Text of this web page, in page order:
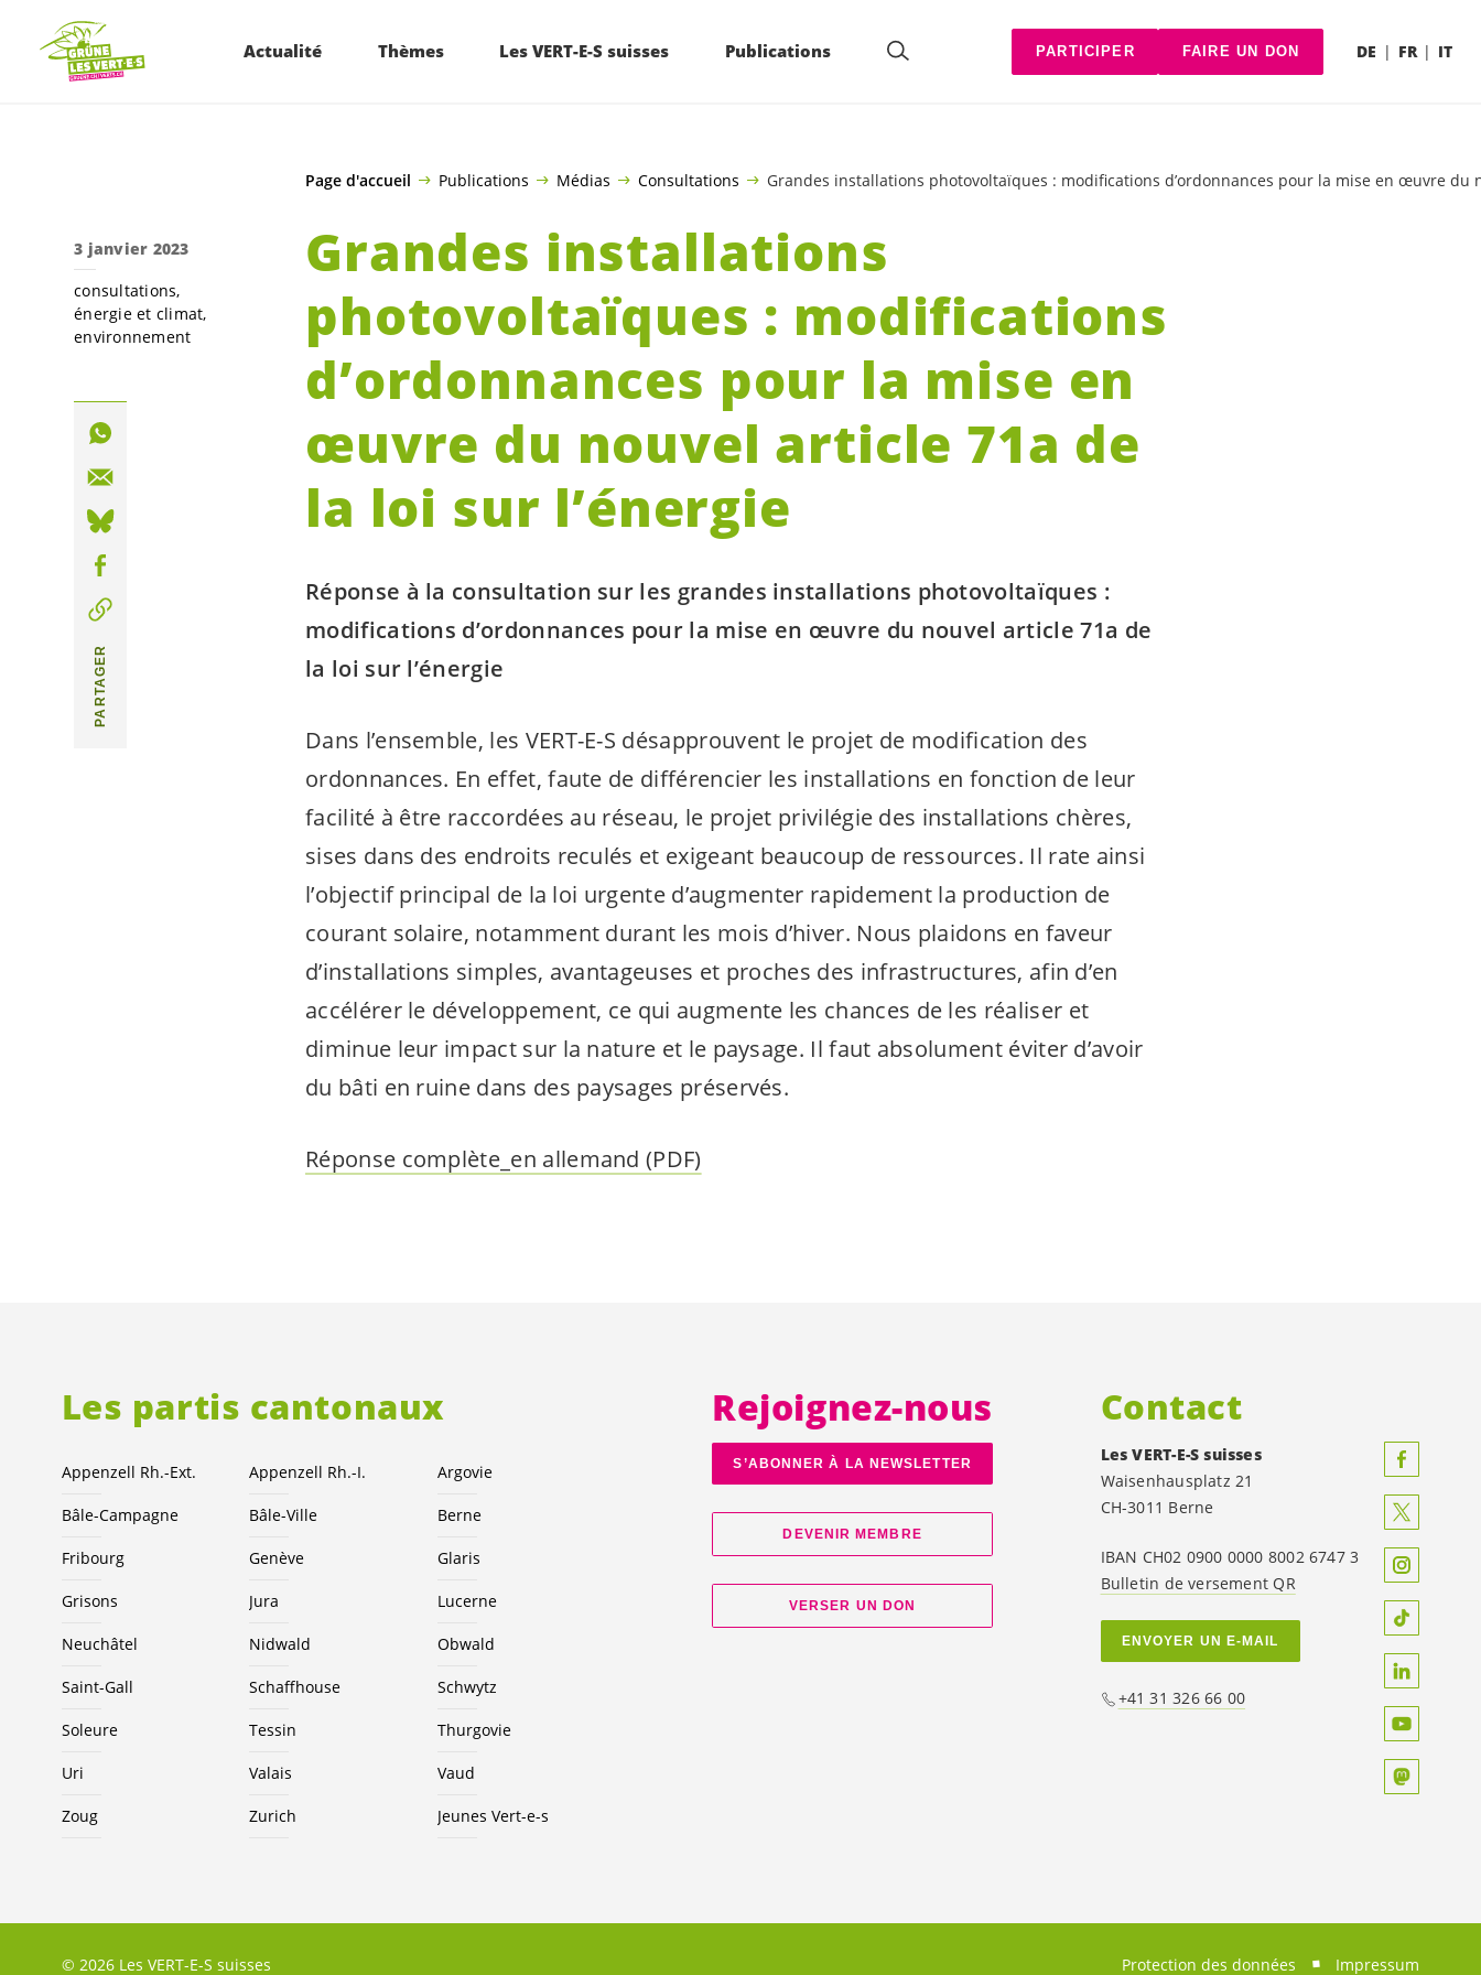
ALLER AU CONTENU PRINCIPAL
Actualité Thèmes Les VERT-E-S suisses Publications PARTICIPER FAIRE UN DON DE FR IT
Page d'accueil Publications Médias Consultations Grandes installations photovoltaïques : modifications d’ordonnances pour la mise en œuvre du
Grandes installations
photovoltaïques : modifications
d’ordonnances pour la mise en
œuvre du nouvel article 71a de
la loi sur l’énergie
Réponse à la consultation sur les grandes installations photovoltaïques :
modifications d’ordonnances pour la mise en œuvre du nouvel article 71a de
la loi sur l’énergie
Dans l’ensemble, les VERT-E-S désapprouvent le projet de modification des
ordonnances. En effet, faute de différencier les installations en fonction de leur
facilité à être raccordées au réseau, le projet privilégie des installations chères,
sises dans des endroits reculés et exigeant beaucoup de ressources. Il rate ainsi
l’objectif principal de la loi urgente d’augmenter rapidement la production de
courant solaire, notamment durant les mois d’hiver. Nous plaidons en faveur
d’installations simples, avantageuses et proches des infrastructures, afin d’en
accélérer le développement, ce qui augmente les chances de les réaliser et
diminue leur impact sur la nature et le paysage. Il faut absolument éviter d’avoir
du bâti en ruine dans des paysages préservés.
Réponse complète_en allemand (PDF)
3 janvier 2023
consultations
énergie et climat
environnement
PARTAGER
Les partis cantonaux
Appenzell Rh.-Ext. Appenzell Rh.-I. Argovie
Bâle-Campagne Bâle-Ville Berne
Fribourg Genève Glaris
Grisons Jura Lucerne
Neuchâtel Nidwald Obwald
Saint-Gall Schaffhouse Schwytz
Soleure Tessin Thurgovie
Uri Valais Vaud
Zoug Zurich JeunesVert-e-s
Rejoignez-nous
S’ABONNER À LA NEWSLETTER
DEVENIR MEMBRE
VERSER UN DON
Contact
LesVERT-E-S suisses
Waisenhausplatz 21
CH-3011 Berne
IBAN CH02 0900 0000 8002 6747 3
Bulletin de versement QR
ENVOYER UN E-MAIL
+41 31 326 66 00
© 2026 Les VERT-E-S suisses Protection des données Impressum